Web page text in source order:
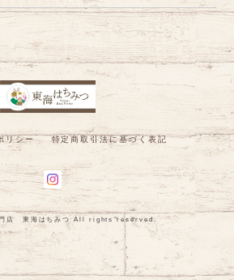
リシー 特定商取引法に基づく表記
店 東海はちみつ All rights reserved.